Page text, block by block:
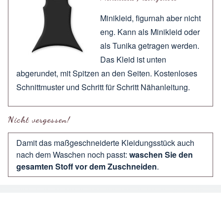
Minikleid, figurnah aber nicht
eng. Kann als Minikleid oder
als Tunika getragen werden.
Das Kleid ist unten
abgerundet, mit Spitzen an den Seiten. Kostenloses
Schnittmuster und Schritt für Schritt Nähanleitung.
Nicht vergessen!
Damit das maßgeschneiderte Kleidungsstück auch
nach dem Waschen noch passt: waschen Sie den
gesamten Stoff vor dem Zuschneiden.